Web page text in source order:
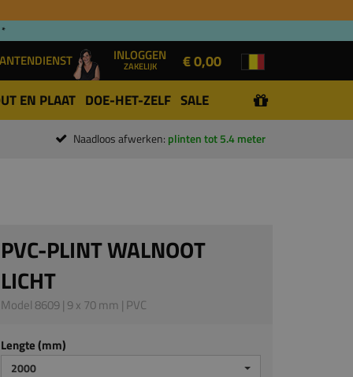
INLOGGEN
ZAKELIJK € 0,00
EN PLAAT DOE-HET-ZELF SALE
Naadloos afwerken: plinten tot 5.4 meter
PVC-PLINT WALNOOT
LICHT
Model 8609 | 9 x 70 mm | PVC
Lengte (mm)
2000